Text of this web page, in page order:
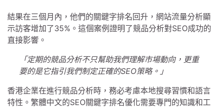
結果在三個月內，他們的關鍵字排名回升，網站流量分析顯
示訪客增加了35%。這個案例證明了競品分析對SEO成功的
直接影響。
「定期的競品分析不只幫助我們理解市場動向，更重
要的是它指引我們制定正確的SEO策略。」
香港企業在進行競品分析時，務必考慮本地搜尋習慣和語言
特性。繁體中文的SEO關鍵字排名優化需要專門的知識和工